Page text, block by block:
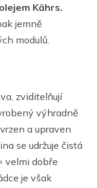
Kährs.
jemně
modulů.
zviditelňují
výhradně
a upraven
se udržuje čistá
velmi dobře
je však